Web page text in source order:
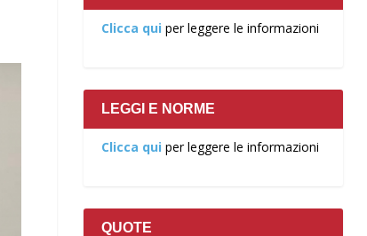
Clicca qui per leggere le informazioni
LEGGI E NORME
Clicca qui per leggere le informazioni
QUOTE